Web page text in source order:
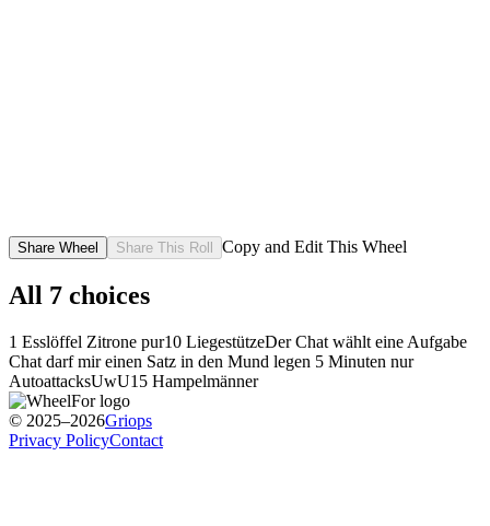
Share Wheel Share This Roll Copy and Edit This Wheel
All 7 choices
1 Esslöffel Zitrone pur10 LiegestützeDer Chat wählt eine Aufgabe
Chat darf mir einen Satz in den Mund legen 5 Minuten nur
AutoattacksUwU15 Hampelmänner
© 2025–2026Griops
Privacy PolicyContact